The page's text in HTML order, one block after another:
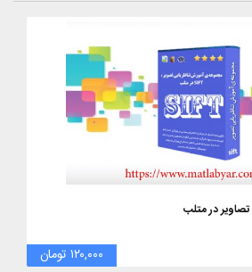
در متلب
۱۲۰,۰۰۰ تومان